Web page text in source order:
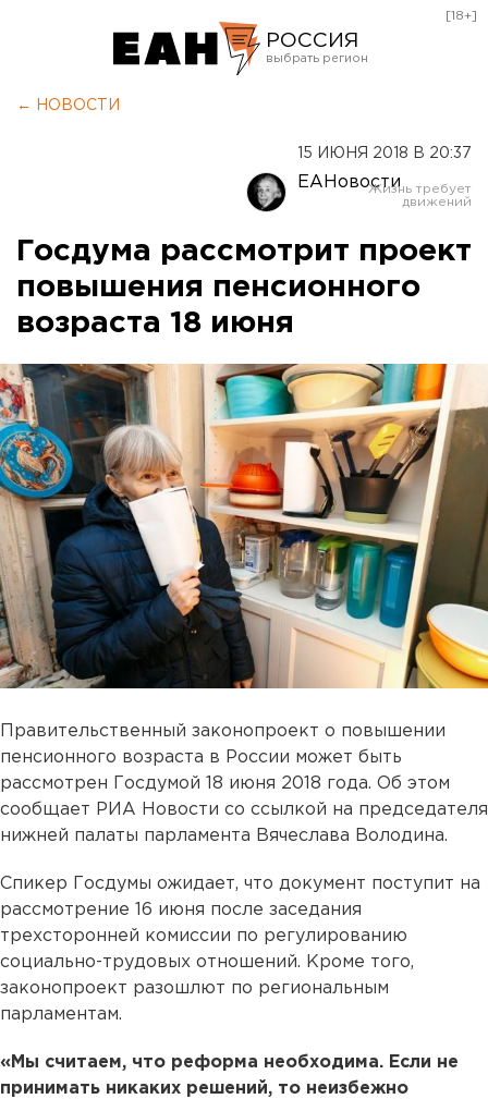
РОССИЯ
Оренбург
[18+]
← НОВОСТИ
15 ИЮНЯ 2018 В 20:37
ЕАНовости
Госдума рассмотрит проект
повышения пенсионного
возраста 18 июня
Правительственный законопроект о повышении
пенсионного возраста в России может быть
рассмотрен Госдумой 18 июня 2018 года. Об этом
сообщает РИА Новости со ссылкой на председателя
нижней палаты парламента Вячеслава Володина.
Спикер Госдумы ожидает, что документ поступит на
рассмотрение 16 июня после заседания
трехсторонней комиссии по регулированию
социально-трудовых отношений. Кроме того,
законопроект разошлют по региональным
парламентам.
«Мы считаем, что реформа необходима. Если не
принимать никаких решений, то неизбежно